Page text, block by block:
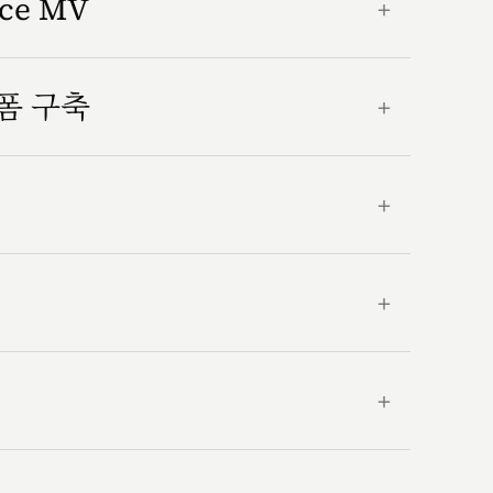
MV ＋
구축 ＋
＋
＋
＋